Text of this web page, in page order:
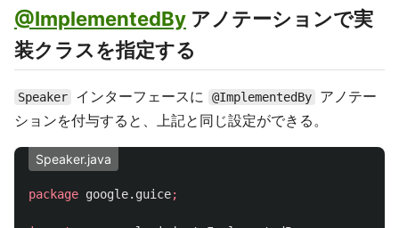
@ImplementedBy アノテーションで実
装クラスを指定する
Speaker インターフェースに @ImplementedBy
アノテー
ションを付与すると、上記と同じ設定ができる。
Speaker.java
package google.guice;